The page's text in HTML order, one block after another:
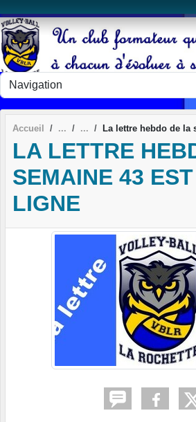
Accueil La lettre hebdo de la
LA LETTRE
SEMAINE 43
LIGNE